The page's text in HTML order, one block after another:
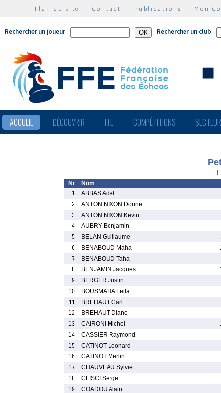
Plan du site | Contact | Publications | Mon
Rechercher un joueur Rechercher un club
ACCUEIL DÉCOUVRIR FFE COMPÉTITIONS
Nr Nom
1
ABBAS Adel
2
ANTON NIXON Dorine
3
ANTON NIXON Kevin
4
AUBRY Benjamin
5
BELAN Guillaume
6
BENABOUD Maha
7
BENABOUD Taha
8
BENJAMIN Jacques
9
BERGER Justin
10
BOUSMAHA Leila
11
BREHAUT Carl
12
BREHAUT Diane
13
CAIRONI Michel
14
CASSIER Raymond
15
CATINOT Leonard
16
CATINOT Merlin
17
CHAUVEAU Sylvie
18
CLISCI Serge
19
COADOU Alain